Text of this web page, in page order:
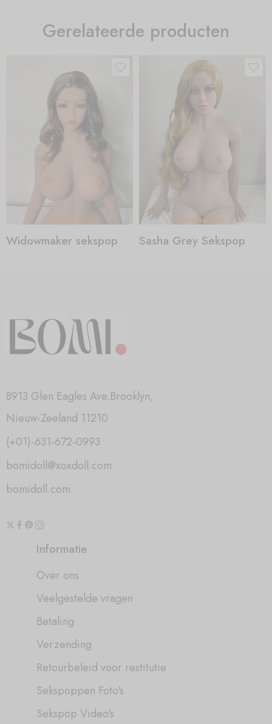
Gerelateerde producten
Widowmaker sekspop Sasha Grey Sekspop
8913 Glen Eagles Ave.Brooklyn,
Nieuw-Zeeland 11210
(+01)-631-672-0993
bomidoll@xoxdoll.com
bomidoll.com
Informatie
Over ons
Veelgestelde vragen
Betaling
Verzending
Retourbeleid voor restitutie
Sekspoppen Foto's
Sekspop Video's